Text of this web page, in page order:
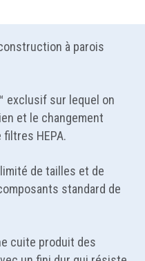
à parois
exclusif sur lequel on
et le changement
filtres HEPA.
de tailles et de
standard de
cuite produit des